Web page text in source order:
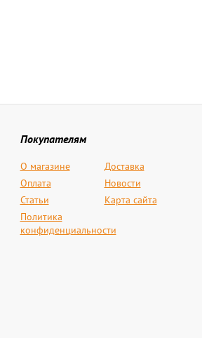
Покупателям
О магазине
Доставка
Оплата
Новости
Статьи
Карта сайта
Политика
конфиденциальности